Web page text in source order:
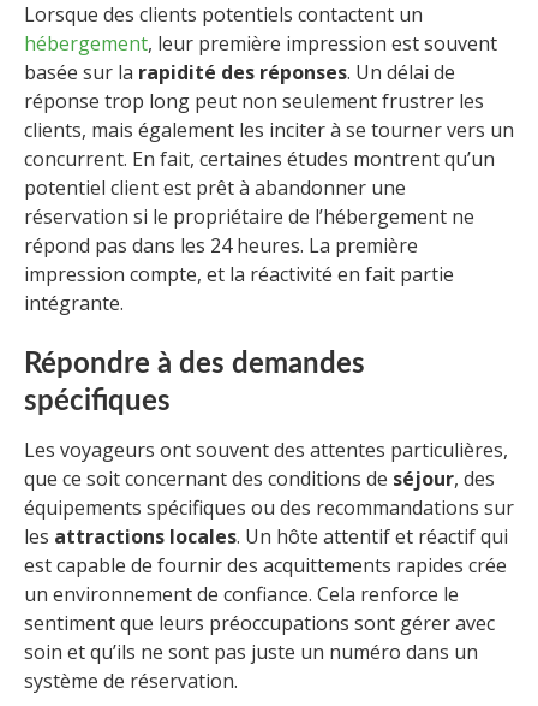
Lorsque des clients potentiels contactent un
hébergement, leur première impression est souvent
basée sur la rapidité des réponses. Un délai de
réponse trop long peut non seulement frustrer les
clients, mais également les inciter à se tourner vers un
concurrent. En fait, certaines études montrent qu’un
potentiel client est prêt à abandonner une
réservation si le propriétaire de l’hébergement ne
répond pas dans les 24 heures. La première
impression compte, et la réactivité en fait partie
intégrante.
Répondre à des demandes
spécifiques
Les voyageurs ont souvent des attentes particulières,
que ce soit concernant des conditions de séjour, des
équipements spécifiques ou des recommandations sur
les attractions locales. Un hôte attentif et réactif qui
est capable de fournir des acquittements rapides crée
un environnement de confiance. Cela renforce le
sentiment que leurs préoccupations sont gérer avec
soin et qu’ils ne sont pas juste un numéro dans un
système de réservation.